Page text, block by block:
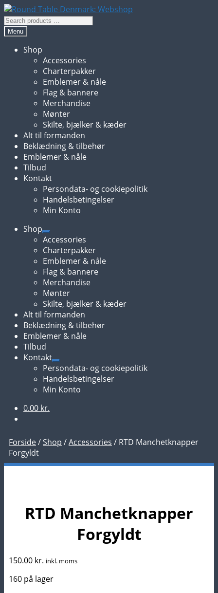
Spring
til
navigation
Spring
til
indhold
Search
products
Menu
Shop
Accessories
Charterpakker
Emblemer & nåle
Flag & bannere
Merchandise
Mønter
Skilte, bjælker & kæder
Alt til formanden
Beklædning & tilbehør
Emblemer & nåle
Tilbud
Kontakt
Persondata- og cookiepolitik
Handelsbetingelser
Min Konto
Shop
Udfold
undermenu
Accessories
Charterpakker
Emblemer & nåle
Flag & bannere
Merchandise
Mønter
Skilte, bjælker & kæder
Alt til formanden
Beklædning & tilbehør
Emblemer & nåle
Tilbud
Kontakt
Udfold
undermenu
Persondata- og cookiepolitik
Handelsbetingelser
Min Konto
0.00 kr.
Forside/Shop /Accessories / RTD Manchetknapper
Forgyldt
RTD Manchetknapper
Forgyldt
150.00 kr. inkl. moms
160 på lager